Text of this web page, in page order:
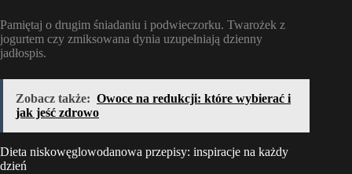
Pamiętaj o drugim śniadaniu i podwieczorku. Twarożek z
jogurtem czy zmiksowana dynia uzupełniają dzienny
jadłospis.
Zobacz także: Owoce na redukcji: które wybierać i
jak jeść zdrowo
Dieta niskowęglowodanowa przepisy: inspiracje na każdy
dzień